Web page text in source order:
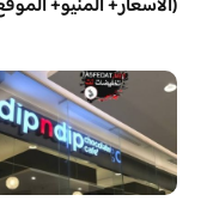
(الأسعار+ المنيو+